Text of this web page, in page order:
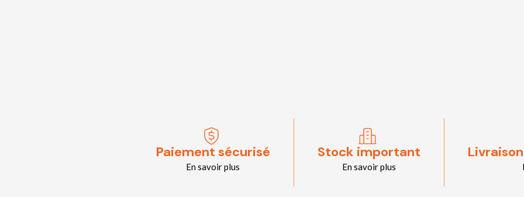
Paiement sécurisé
En savoir plus
Stock important
En savoir plus